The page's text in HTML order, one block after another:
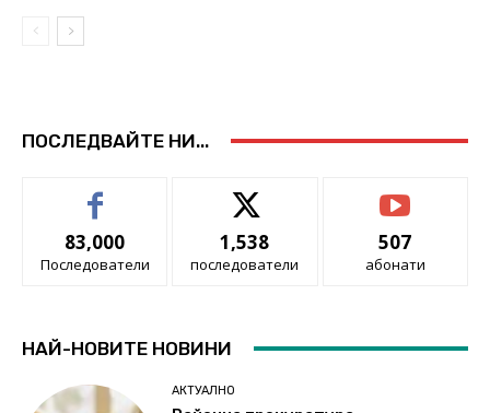
ПОСЛЕДВАЙТЕ НИ...
83,000
Последователи
1,538
последователи
507
абонати
НАЙ-НОВИТЕ НОВИНИ
АКТУАЛНО